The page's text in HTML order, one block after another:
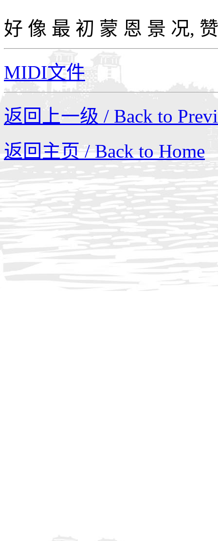
好 像 最 初 蒙 恩 景 况,
MIDI文件
返回上一级 / Back to
返回主页 / Back to Home